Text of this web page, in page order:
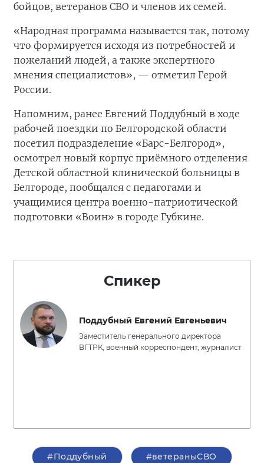
бойцов, ветеранов СВО и членов их семей.
«Народная программа называется так, потому
что формируется исходя из потребностей и
пожеланий людей, а также экспертного
мнения специалистов», — отметил Герой
России.
Напомним, ранее Евгений Поддубный в ходе
рабочей поездки по Белгородской области
посетил подразделение «Барс-Белгород»,
осмотрел новый корпус приёмного отделения
Детской областной клинической больницы в
Белгороде, пообщался с педагогами и
учащимися центра военно-патриотической
подготовки «Воин» в городе Губкине.
Спикер
Поддубный Евгений Евгеньевич
Заместитель генерального директора
ВГТРК, военный корреспондент, журналист
#Поддубный #ветераныСВО